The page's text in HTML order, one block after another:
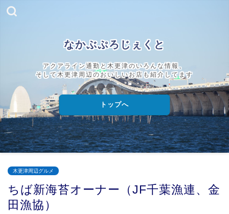
なかぶぷろじぇくと
アクアライン通勤と木更津のいろんな情報、
そして木更津周辺のおいしいお店も紹介してます
トップへ
木更津周辺グルメ
ちば新海苔オーナー（JF千葉漁連、金
田漁協）